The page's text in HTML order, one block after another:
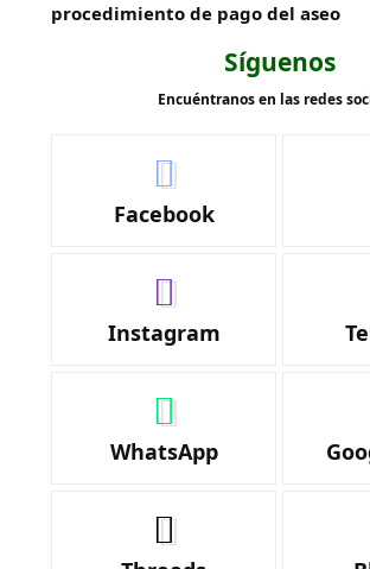
procedimiento de pago del aseo
Síguenos
Encuéntranos en las redes
Facebook
Instagram
WhatsApp